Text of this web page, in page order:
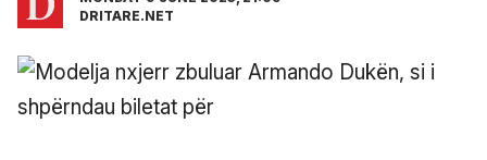
DRITARE.NET